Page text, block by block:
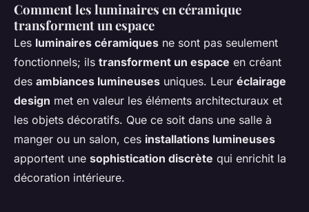
Comment les luminaires en céramique
transforment un espace
Les luminaires céramiques ne sont pas seulement
fonctionnels; ils transforment un espace en créant
des ambiances lumineuses uniques. Leur éclairage
design met en valeur les éléments architecturaux et
les objets décoratifs. Que ce soit dans une salle à
manger ou un salon, ces installations lumineuses
apportent une sophistication discrète qui enrichit la
décoration intérieure.